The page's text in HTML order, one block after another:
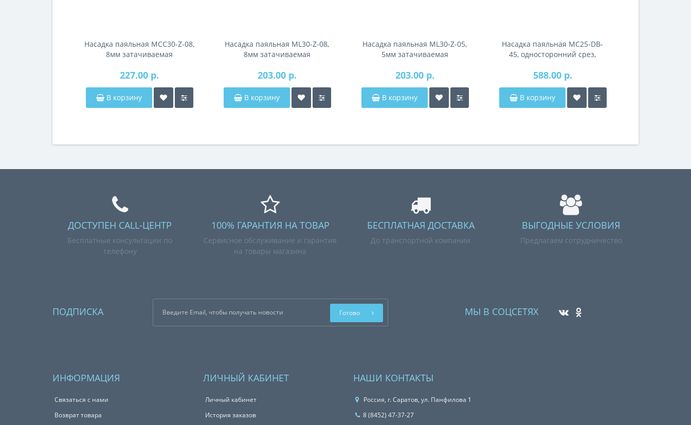
Насадка паяльная MCC30-Z-08,
8мм затачиваемая
227.00 р.
В корзину
Насадка паяльная ML30-Z-08,
8мм затачиваемая
203.00 р.
В корзину
Насадка паяльная ML30-Z-05,
5мм затачиваемая
203.00 р.
В корзину
Насадка паяльная MC25-DB-
45, односторонний срез,
588.00 р.
В корзину
ДОСТУПЕН CALL-ЦЕНТР
Бесплатные консультации по
телефону
100% ГАРАНТИЯ НА ТОВАР
Сервисное обслуживание и гарантия
на товары магазина
БЕСПЛАТНАЯ ДОСТАВКА
До транспортной компании
ВЫГОДНЫЕ УСЛОВИЯ
Предлагаем сотрудничество
ПОДПИСКА Готово МЫ В СОЦСЕТЯХ
ИНФОРМАЦИЯ
Связаться с нами
Возврат товара
ЛИЧНЫЙ КАБИНЕТ
Личный кабинет
История заказов
НАШИ КОНТАКТЫ
Россия, г. Саратов, ул. Панфилова 1
8 (8452) 47-37-27